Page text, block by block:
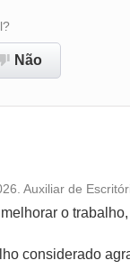
Não
Auxiliar de
o
considerado